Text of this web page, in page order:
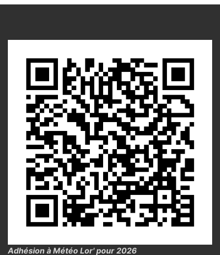
Adhésion à Météo Lor' pour 2026